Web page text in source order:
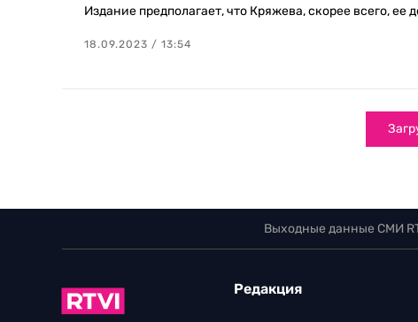
Издание предполагает, что Кряжева, скорее всего, ее
18.09.2023 / 13:54
Выходные данные СМИ
Редакция